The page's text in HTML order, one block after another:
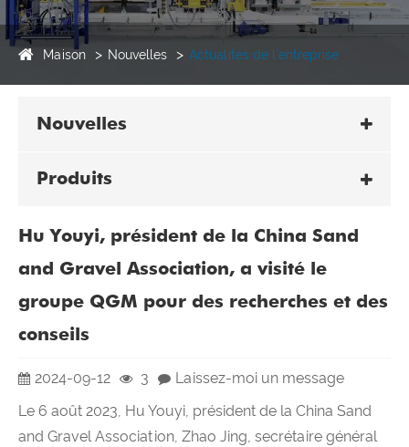
Maison Nouvelles Actualités de l'entreprise
Nouvelles
Produits
Hu Youyi, président de la China Sand
and Gravel Association, a visité le
groupe QGM pour des recherches et des
conseils
2024-09-12 3
Laissez-moi un message
Le 6 août 2023, Hu Youyi, président de la China Sand
and Gravel Association, Zhao Jing, secrétaire général